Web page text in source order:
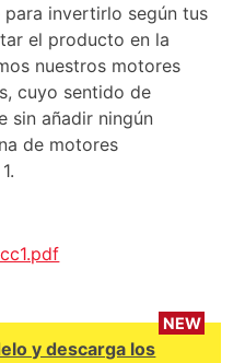
invertirlo según tus
el producto en la
nuestros motores
cuyo sentido de
sin añadir ningún
de motores
NEW
y descarga los